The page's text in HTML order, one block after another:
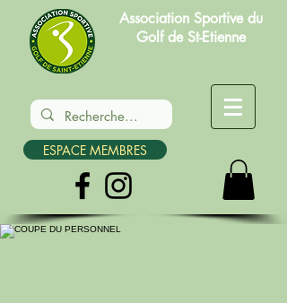
Association Sportive du
Golf de St-Etienne
ESPACE MEMBRES